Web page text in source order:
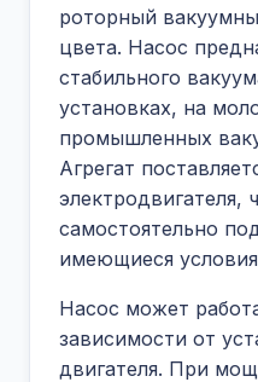
роторный
цвета. Насос
стабильного
установках, на
промышленных
Агрегат
электродвигателя,
самостоятельно
имеющиеся
Насос может
зависимости от
двигателя. При